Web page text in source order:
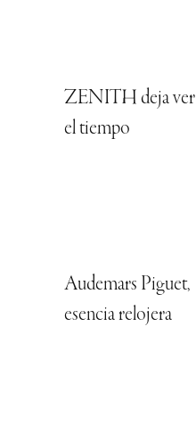
ZENITH deja ver
el tiempo
Audemars Piguet,
esencia relojera